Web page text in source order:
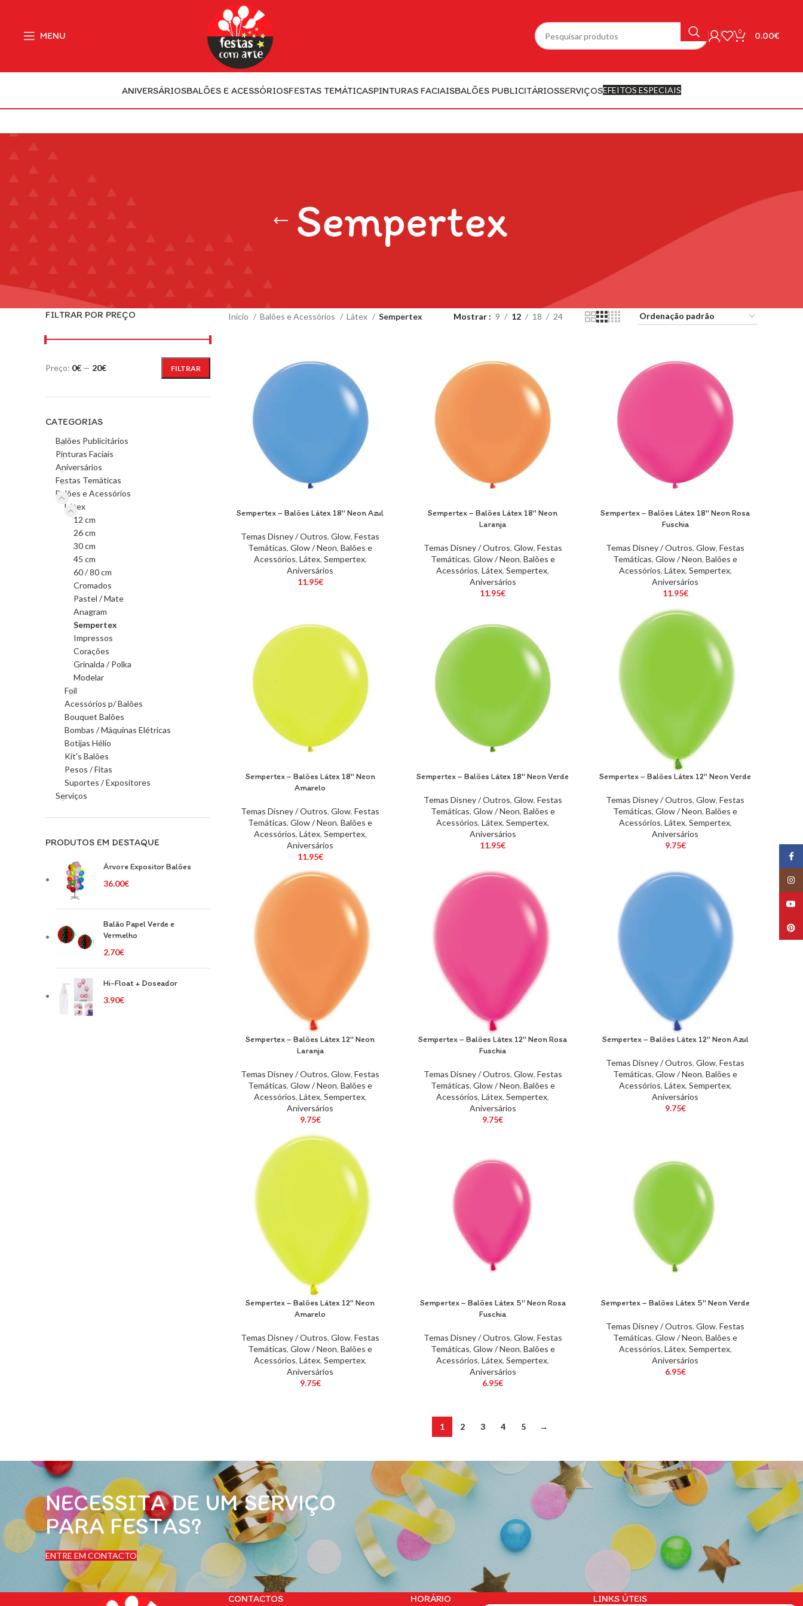
MENU 0 0.00€
ANIVERSÁRIOSBALÕES E ACESSÓRIOSFESTAS TEMÁTICASPINTURAS FACIAISBALÕES PUBLICITÁRIOSSERVIÇOSEFEITOS ESPECIAIS
Sempertex
FILTRAR POR PREÇO
FILTRAR
Preço: 0€ — 20€
CATEGORIAS
Balões Publicitários
Pinturas Faciais
Aniversários
Festas Temáticas
Balões e Acessórios
Látex
12 cm
26 cm
30 cm
45 cm
60 / 80 cm
Cromados
Pastel / Mate
Anagram
Sempertex
Impressos
Corações
Grinalda / Polka
Modelar
Foil
Acessórios p/ Balões
Bouquet Balões
Bombas / Máquinas Elétricas
Botijas Hélio
Kit's Balões
Pesos / Fitas
Suportes / Expositores
Serviços
PRODUTOS EM DESTAQUE
Árvore Expositor Balões
36.00€
Balão Papel Verde e
Vermelho
2.70€
Hi-Float + Doseador
3.90€
Início Balões e Acessórios Látex Sempertex Mostrar 9 12 18 24
Sempertex – Balões Látex 18″ Neon Azul
Temas Disney / Outros,Glow,Festas
Temáticas,Glow / Neon,Balões e
Acessórios, Látex, Sempertex,
Aniversários
11.95€
Sempertex – Balões Látex 18″ Neon
Laranja
Temas Disney / Outros, Glow, Festas
Temáticas, Glow / Neon, Balões e
Acessórios,Látex,Sempertex,
Aniversários
11.95€
Sempertex – Balões Látex 18″ Neon Rosa
Fuschia
Temas Disney / Outros,Glow,Festas
Temáticas,Glow / Neon,Balões e
Acessórios, Látex, Sempertex,
Aniversários
11.95€
Sempertex – Balões Látex 18″ Neon
Amarelo
Temas Disney / Outros,Glow,Festas
Temáticas,Glow / Neon,Balões e
Acessórios, Látex, Sempertex,
Aniversários
11.95€
Sempertex – Balões Látex 18″ Neon Verde
Temas Disney / Outros, Glow, Festas
Temáticas, Glow / Neon, Balões e
Acessórios,Látex,Sempertex,
Aniversários
11.95€
Sempertex – Balões Látex 12″ Neon Verde
Temas Disney / Outros,Glow,Festas
Temáticas,Glow / Neon,Balões e
Acessórios, Látex, Sempertex,
Aniversários
9.75€
Sempertex – Balões Látex 12″ Neon
Laranja
Temas Disney / Outros,Glow,Festas
Temáticas,Glow / Neon,Balões e
Acessórios, Látex, Sempertex,
Aniversários
9.75€
Sempertex – Balões Látex 12″ Neon Rosa
Fuschia
Temas Disney / Outros, Glow, Festas
Temáticas, Glow / Neon, Balões e
Acessórios,Látex,Sempertex,
Aniversários
9.75€
Sempertex – Balões Látex 12″ Neon Azul
Temas Disney / Outros,Glow,Festas
Temáticas,Glow / Neon,Balões e
Acessórios, Látex, Sempertex,
Aniversários
9.75€
Sempertex – Balões Látex 12″ Neon
Amarelo
Temas Disney / Outros,Glow,Festas
Temáticas,Glow / Neon,Balões e
Acessórios, Látex, Sempertex,
Aniversários
9.75€
Sempertex – Balões Látex 5″ Neon Rosa
Fuschia
Temas Disney / Outros, Glow, Festas
Temáticas, Glow / Neon, Balões e
Acessórios,Látex,Sempertex,
Aniversários
6.95€
Sempertex – Balões Látex 5″ Neon Verde
Temas Disney / Outros,Glow,Festas
Temáticas,Glow / Neon,Balões e
Acessórios, Látex, Sempertex,
Aniversários
6.95€
1 2 3 4 5 →
NECESSITA DE UM SERVIÇO
PARA FESTAS?
ENTRE EM CONTACTO
CONTACTOS HORÁRIO LINKS ÚTEIS